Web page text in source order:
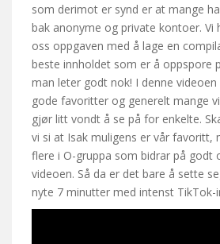
som derimot er synd er at mange
bak anonyme og private kontoer. Vi
oss oppgaven med å lage en
beste innholdet som er å oppspore
man leter godt nok! I denne
gode favoritter og generelt mange
gjør litt vondt å se på for enkelte.
vi si at Isak muligens er vår favoritt,
flere i O-gruppa som bidrar på godt
videoen. Så da er det bare å sette
nyte 7 minutter med intenst TikTok-